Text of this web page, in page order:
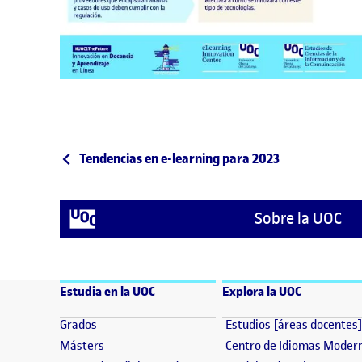
Post navigation
Publicación anterior
Tendencias en e-learning para 2023
Sobre la UOC
Estudia en la UOC
Grados (se abre en nueva ventana)
Másters (se abre en nueva ventana)
Explora la UOC
Estudios [áreas docentes]
Centro de Idiomas